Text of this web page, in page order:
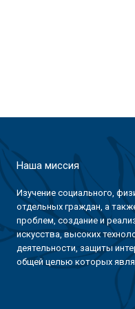
Наша миссия
Изучение социального,
отдельных граждан, а
проблем, создание и
искусства, высоких
деятельности, защиты
общей целью которых